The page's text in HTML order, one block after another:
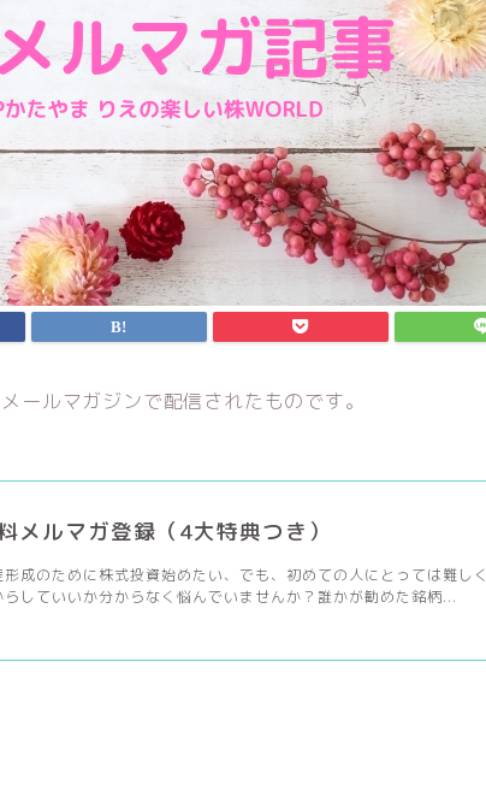
ルマガジンで配信されたものです。
メルマガ登録（4大特典つき）
形成のために株式投資始めたい、でも、初めての人にとっては難しく
らしていいか分からなく悩んでいませんか？誰かが勧めた銘柄...